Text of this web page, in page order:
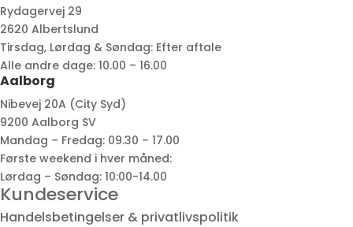
Rydagervej 29
2620 Albertslund
Tirsdag, Lørdag & Søndag: Efter aftale
Alle andre dage: 10.00 – 16.00
Aalborg
Nibevej 20A (City Syd)
9200 Aalborg SV
Mandag – Fredag: 09.30 – 17.00
Første weekend i hver måned:
Lørdag – Søndag: 10:00-14.00
Kundeservice
Handelsbetingelser & privatlivspolitik